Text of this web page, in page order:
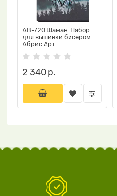
АВ-720 Шаман. Набор
для вышивки бисером.
Абрис Арт
2 340 р.